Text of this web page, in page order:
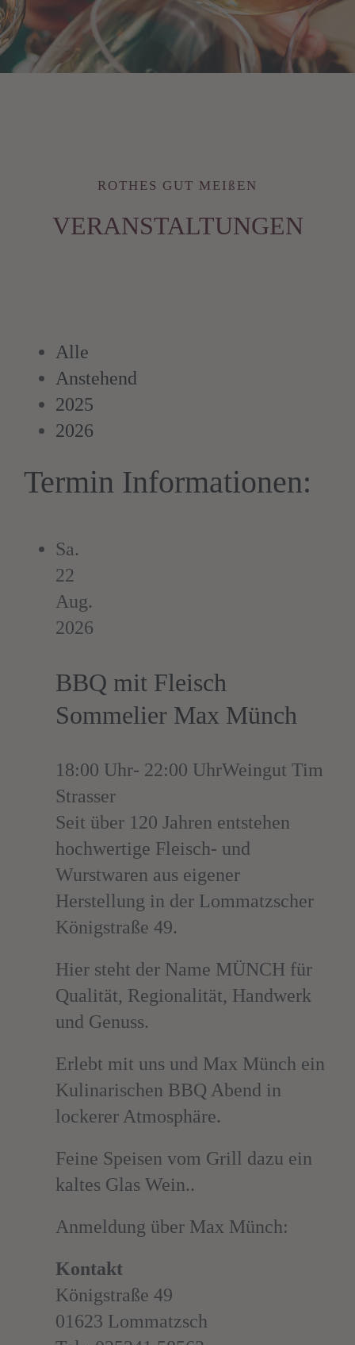
ROTHES GUT MEIßEN
VERANSTALTUNGEN
Alle
Anstehend
2025
2026
Termin Informationen:
Sa.
22
Aug.
2026
BBQ mit Fleisch
Sommelier Max Münch
18:00 Uhr- 22:00 UhrWeingut Tim
Strasser
Seit über 120 Jahren entstehen
hochwertige Fleisch- und
Wurstwaren aus eigener
Herstellung in der Lommatzscher
Königstraße 49.
Hier steht der Name MÜNCH für
Qualität, Regionalität, Handwerk
und Genuss.
Erlebt mit uns und Max Münch ein
Kulinarischen BBQ Abend in
lockerer Atmosphäre.
Feine Speisen vom Grill dazu ein
kaltes Glas Wein..
Anmeldung über Max Münch:
Kontakt
Königstraße 49
01623 Lommatzsch